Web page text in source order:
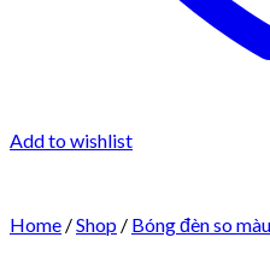
Add to wishlist
Home /Shop / Bóng đèn so màu